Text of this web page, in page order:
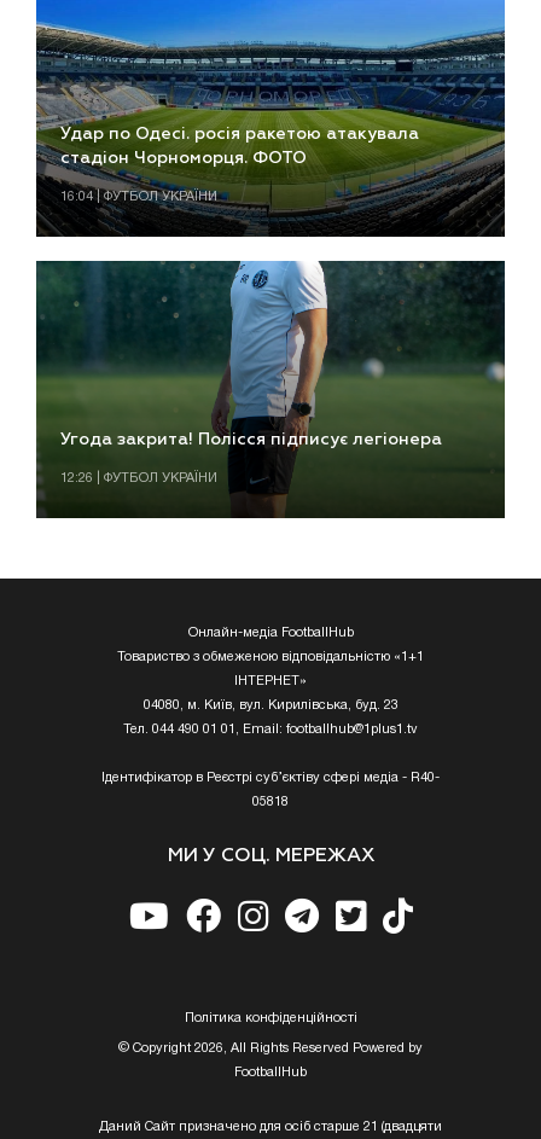
Удар по Одесі. росія ракетою атакувала
стадіон Чорноморця. ФОТО
16:04 | ФУТБОЛ УКРАЇНИ
Угода закрита! Полісся підписує легіонера
12:26 | ФУТБОЛ УКРАЇНИ
Онлайн-медіа FootballHub
Товариство з обмеженою відповідальністю «1+1
ІНТЕРНЕТ»
04080, м. Київ, вул. Кирилівська, буд. 23
Тел. 044 490 01 01, Email: footballhub@1plus1.tv
Ідентифікатор в Реєстрі суб’єктіву сфері медіа - R40-
05818
МИ У СОЦ. МЕРЕЖАХ
Полiтика конфiденцiйностi
© Copyright 2026, All Rights Reserved Powered by
FootballHub
Даний Сайт призначено для осіб старше 21 (двадцяти